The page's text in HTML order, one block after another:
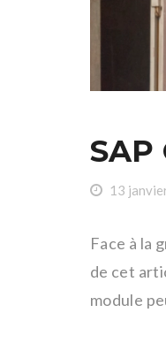
13
Face à la
de cet
module